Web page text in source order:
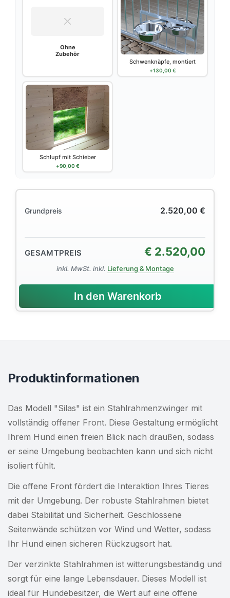
Ohne
Zubehör
Schwenknäpfe, montiert
+130,00 €
Schlupf mit Schieber
+90,00 €
Grundpreis 2.520,00 €
GESAMTPREIS € 2.520,00
inkl. MwSt. inkl. Lieferung & Montage
In den Warenkorb
Produktinformationen
Das Modell "Silas" ist ein Stahlrahmenzwinger mit
vollständig offener Front. Diese Gestaltung ermöglicht
Ihrem Hund einen freien Blick nach draußen, sodass
er seine Umgebung beobachten kann und sich nicht
isoliert fühlt.
Die offene Front fördert die Interaktion Ihres Tieres
mit der Umgebung. Der robuste Stahlrahmen bietet
dabei Stabilität und Sicherheit. Geschlossene
Seitenwände schützen vor Wind und Wetter, sodass
Ihr Hund einen sicheren Rückzugsort hat.
Der verzinkte Stahlrahmen ist witterungsbeständig und
sorgt für eine lange Lebensdauer. Dieses Modell ist
ideal für Hundebesitzer, die Wert auf eine offene